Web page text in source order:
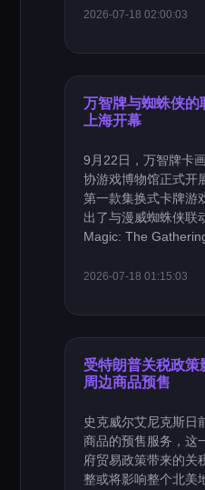
2026-07-18 02:00:03
万智牌与蜘蛛侠的
上海开幕
9月22日，万智牌卡
协游戏博物馆正式开
第一款集换式卡牌游
出了与漫威蜘蛛侠联
Magic: The
2026-07-18 01:15:03
受特朗普关税政策
周边商品预售
史克威尔艾尼克斯日
商品的预售服务，这
府贸易政策带来的关
整或将影响整个北美